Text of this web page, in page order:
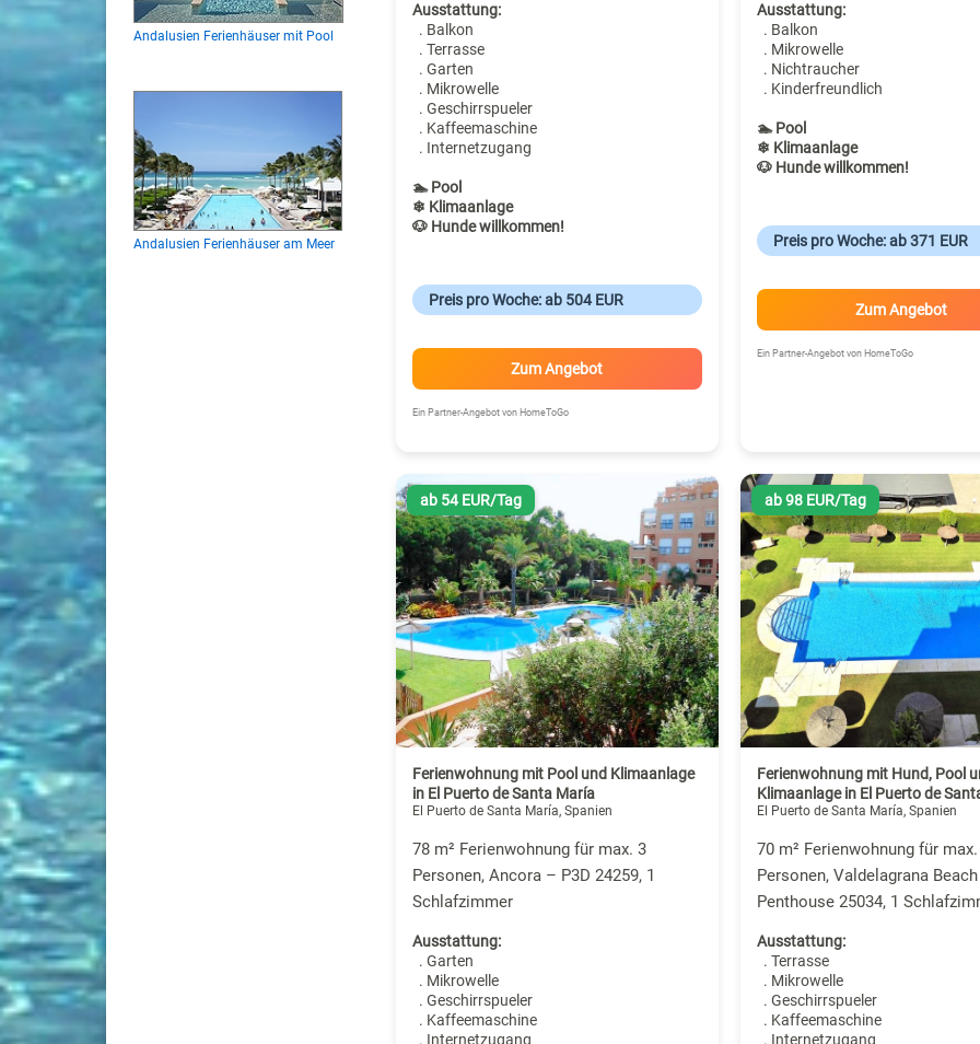
Andalusien Ferienhäuser mit Pool
Andalusien Ferienhäuser am Meer
Ausstattung:
. Balkon
. Terrasse
. Garten
. Mikrowelle
. Geschirrspueler
. Kaffeemaschine
. Internetzugang
🏊 Pool
❄ Klimaanlage
🐶 Hunde willkommen!
Preis pro Woche: ab 504 EUR
Zum Angebot
Ein Partner-Angebot von HomeToGo
Ausstattung:
. Balkon
. Mikrowelle
. Nichtraucher
. Kinderfreundlich
🏊 Pool
❄ Klimaanlage
🐶 Hunde willkommen!
Preis pro Woche: ab 371 EUR
Zum Angebot
Ein Partner-Angebot von HomeToGo
ab 54 EUR/Tag
Ferienwohnung mit Pool und Klimaanlage
in El Puerto de Santa María
El Puerto de Santa María, Spanien
78 m² Ferienwohnung für max. 3
Personen, Ancora – P3D 24259, 1
Schlafzimmer
Ausstattung:
. Garten
. Mikrowelle
. Geschirrspueler
. Kaffeemaschine
. Internetzugang
ab 98 EUR/Tag
Ferienwohnung mit Hund, Pool
Klimaanlage in El Puerto de
El Puerto de Santa María, Spanien
70 m² Ferienwohnung für
Personen, Valdelagrana Beach
Penthouse 25034, 1
Ausstattung:
. Terrasse
. Mikrowelle
. Geschirrspueler
. Kaffeemaschine
. Internetzugang